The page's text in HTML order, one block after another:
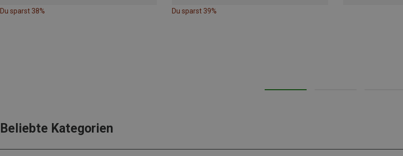
Du sparst 38% Du sparst 39%
Beliebte Kategorien